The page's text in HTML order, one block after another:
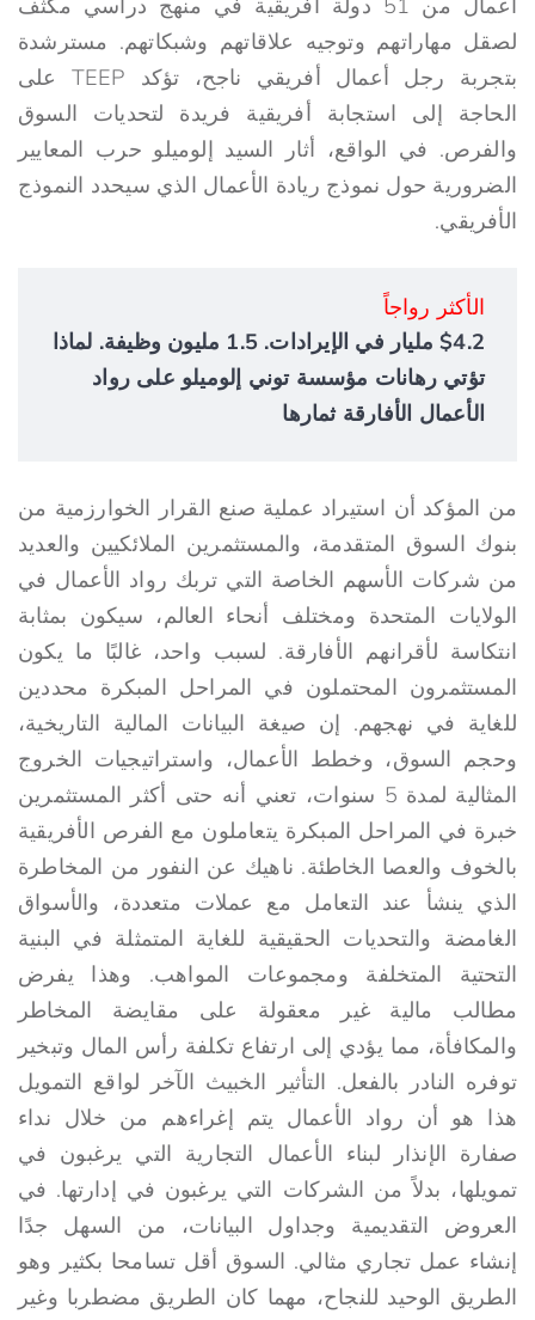
لصقل مهاراتهم وتوجيه علاقاتهم وشبكاتهم. مسترشدة
بتجربة رجل أعمال أفريقي ناجح، تؤكد TEEP على
الحاجة إلى استجابة أفريقية فريدة لتحديات السوق
والفرص. في الواقع، أثار السيد إلوميلو حرب المعايير
الضرورية حول نموذج ريادة الأعمال الذي سيحدد النموذج
الأفريقي.
الأكثر رواجاً
$4.2 مليار في الإيرادات. 1.5 مليون وظيفة. لماذا
تؤتي رهانات مؤسسة توني إلوميلو على رواد
الأعمال الأفارقة ثمارها
من المؤكد أن استيراد عملية صنع القرار الخوارزمية من
بنوك السوق المتقدمة، والمستثمرين الملائكيين والعديد
من شركات الأسهم الخاصة التي تربك رواد الأعمال في
الولايات المتحدة ومختلف أنحاء العالم، سيكون بمثابة
انتكاسة لأقرانهم الأفارقة. لسبب واحد، غالبًا ما يكون
المستثمرون المحتملون في المراحل المبكرة محددين
للغاية في نهجهم. إن صيغة البيانات المالية التاريخية،
وحجم السوق، وخطط الأعمال، واستراتيجيات الخروج
المثالية لمدة 5 سنوات، تعني أنه حتى أكثر المستثمرين
خبرة في المراحل المبكرة يتعاملون مع الفرص الأفريقية
بالخوف والعصا الخاطئة. ناهيك عن النفور من المخاطرة
الذي ينشأ عند التعامل مع عملات متعددة، والأسواق
الغامضة والتحديات الحقيقية للغاية المتمثلة في البنية
التحتية المتخلفة ومجموعات المواهب. وهذا يفرض
مطالب مالية غير معقولة على مقايضة المخاطر
والمكافأة، مما يؤدي إلى ارتفاع تكلفة رأس المال وتبخير
توفره النادر بالفعل. التأثير الخبيث الآخر لواقع التمويل
هذا هو أن رواد الأعمال يتم إغراءهم من خلال نداء
صفارة الإنذار لبناء الأعمال التجارية التي يرغبون في
تمويلها، بدلاً من الشركات التي يرغبون في إدارتها. في
العروض التقديمية وجداول البيانات، من السهل جدًا
إنشاء عمل تجاري مثالي. السوق أقل تسامحا بكثير وهو
الطريق الوحيد للنجاح، مهما كان الطريق مضطربا وغير